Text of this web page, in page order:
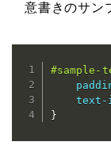
意書きのサン
#sample-
text-
}